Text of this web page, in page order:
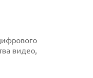
видео,